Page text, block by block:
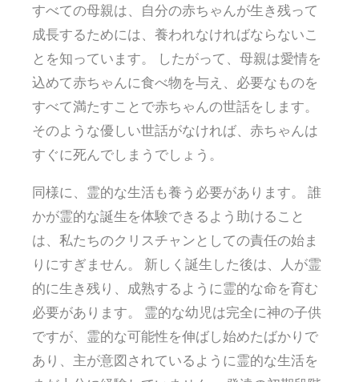
すべての母親は、自分の赤ちゃんが生き残って
成長するためには、養われなければならないこ
とを知っています。 したがって、母親は愛情を
込めて赤ちゃんに食べ物を与え、必要なものを
すべて満たすことで赤ちゃんの世話をします。
そのような優しい世話がなければ、赤ちゃんは
すぐに死んでしまうでしょう。
同様に、霊的な生活も養う必要があります。 誰
かが霊的な誕生を体験できるよう助けること
は、私たちのクリスチャンとしての責任の始ま
りにすぎません。 新しく誕生した後は、人が霊
的に生き残り、成熟するように霊的な命を育む
必要があります。 霊的な幼児は完全に神の子供
ですが、霊的な可能性を伸ばし始めたばかりで
あり、主が意図されているように霊的な生活を